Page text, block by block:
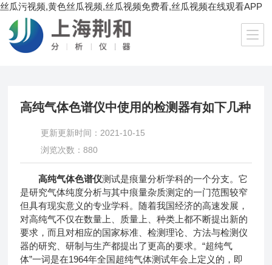
丝瓜污视频,黄色丝瓜视频,丝瓜视频免费看,丝瓜视频在线观看APP
当前位置： 首页 /技术文章 / 高纯气体色谱仪中使用的检测器有如下几种
高纯气体色谱仪中使用的检测器有如下几种
更新更新时间：2021-10-15
浏览次数：880
高纯气体色谱仪测试是痕量分析学科的一个分支。它
是研究气体纯度分析与其中痕量杂质测定的一门范围较窄
但具有现实意义的专业学科。随着我国经济的高速发展，
对高纯气不仅在数量上、质量上、种类上都不断提出新的
要求，而且对相应的国家标准、检测理论、方法与检测仪
器的研究、研制与生产都提出了更高的要求。“超纯气
体”一词是在1964年全国超纯气体测试年会上定义的，即